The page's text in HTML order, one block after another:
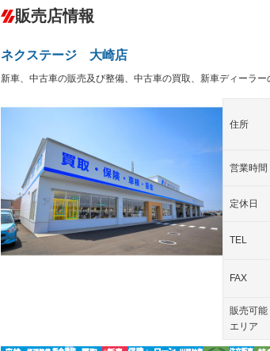
－ ダウンヒルアシストコントロール
Bluetooth接続
オーディオ：CDまたはCDチェンジャー／ミュージック
サーバー
－
ヘッドライトウォッシャ
ー
LEDヘッドランプ － HID(キセノンライト)
ETC エアロ
ランフラットタイヤ
フルフラットシート チップアップシート
シートヒーター － ウォークスルー
－ フロントカメラ シートエアコン
－ ルーフレール － エアサスペンション
販売店情報
ネクステージ 大崎店
新車、中古車の販売及び整備、中古車の買取、新車ディーラ
住所
営業時間
定休日
TEL
FAX
販売可能
エリア